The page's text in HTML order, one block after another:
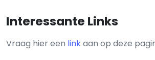
Interessante Links
Vraag hier een linkaan op deze